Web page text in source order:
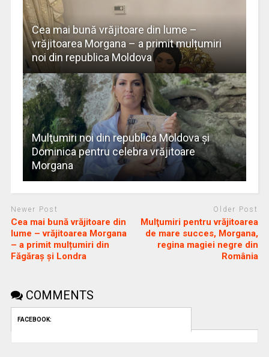
Cea mai bună vrăjitoare din lume –
vrăjitoarea Morgana – a primit mulțumiri
noi din republica Moldova
Mulţumiri noi din republica Moldova și
Dominica pentru celebra vrăjitoare
Morgana
Newer Post
Cea mai bună vrăjitoare din
lume – vrăjitoarea Morgana
– a primit mulțumiri din
Făgăraș și Londra
Older Post
Mulţumiri pentru vrăjitoarea
de mare succes, Morgana,
regina magiei negre din
România
COMMENTS
FACEBOOK: